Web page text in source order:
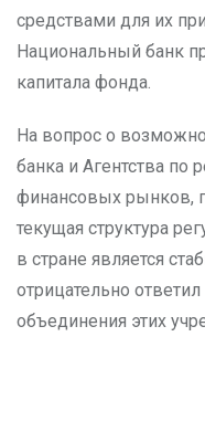
средствами для их
Национальный банк
капитала фонда.
На вопрос о
банка и Агентства по
финансовых рынков,
текущая структура
в стране является
отрицательно
объединения этих